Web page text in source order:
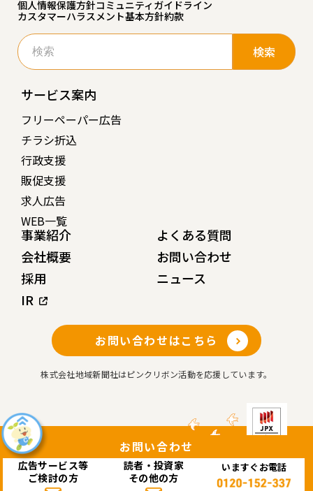
個人情報保護方針コミュニティガイドライン
カスタマーハラスメント基本方針約款
検
索:
サービス案内
フリーペーパー広告
チラシ折込
行政支援
販促支援
求人広告
WEB一覧
事業紹介
会社概要
採用
IR
よくある質問
お問い合わせ
ニュース
お問い合わせはこちら
株式会社地域新聞社はピンクリボン活動を応援しています。
Copyright© 株式会社 地域新聞社 All rights reserved.
このサイトはreCAPTCHAによって保護されており、Googleのプライバシーポリシー
お問い合わせ
広告サービス等
ご検討の方
読者・投資家
その他の方
いますぐお電話